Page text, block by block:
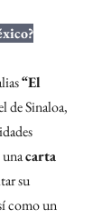
“El
de Sinaloa,
una carta
su
como un